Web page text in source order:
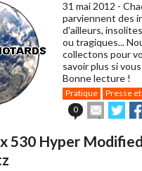
31 mai 2012 -
parviennent des
d'ailleurs,
ou tragiques...
collectons pour
savoir plus si
Bonne lecture !
Pratique
Presse
0
Envoyer
cet
à
sur
530 Hyper